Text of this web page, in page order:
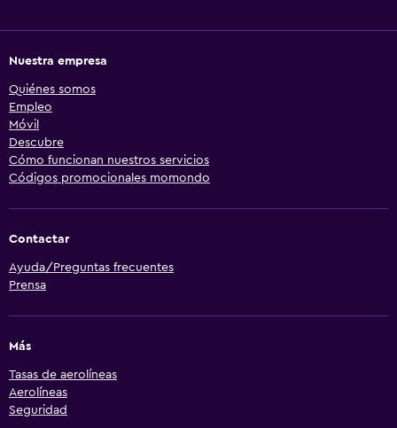
Nuestra empresa
Quiénes somos
Empleo
Móvil
Descubre
Cómo funcionan nuestros servicios
Códigos promocionales momondo
Contactar
Ayuda/Preguntas frecuentes
Prensa
Más
Tasas de aerolíneas
Aerolíneas
Seguridad